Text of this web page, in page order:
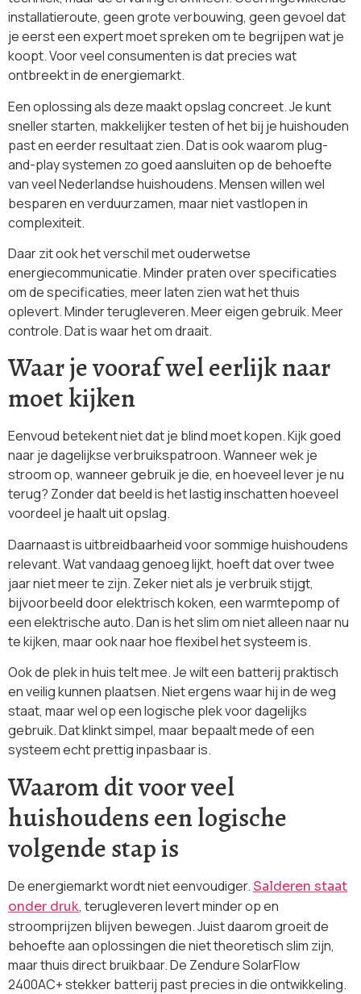
installatieroute, geen grote verbouwing, geen gevoel dat
je eerst een expert moet spreken om te begrijpen wat je
koopt. Voor veel consumenten is dat precies wat
ontbreekt in de energiemarkt.
Een oplossing als deze maakt opslag concreet. Je kunt
sneller starten, makkelijker testen of het bij je huishouden
past en eerder resultaat zien. Dat is ook waarom plug-
and-play systemen zo goed aansluiten op de behoefte
van veel Nederlandse huishoudens. Mensen willen wel
besparen en verduurzamen, maar niet vastlopen in
complexiteit.
Daar zit ook het verschil met ouderwetse
energiecommunicatie. Minder praten over specificaties
om de specificaties, meer laten zien wat het thuis
oplevert. Minder terugleveren. Meer eigen gebruik. Meer
controle. Dat is waar het om draait.
Waar je vooraf wel eerlijk naar
moet kijken
Eenvoud betekent niet dat je blind moet kopen. Kijk goed
naar je dagelijkse verbruikspatroon. Wanneer wek je
stroom op, wanneer gebruik je die, en hoeveel lever je nu
terug? Zonder dat beeld is het lastig inschatten hoeveel
voordeel je haalt uit opslag.
Daarnaast is uitbreidbaarheid voor sommige huishoudens
relevant. Wat vandaag genoeg lijkt, hoeft dat over twee
jaar niet meer te zijn. Zeker niet als je verbruik stijgt,
bijvoorbeeld door elektrisch koken, een warmtepomp of
een elektrische auto. Dan is het slim om niet alleen naar nu
te kijken, maar ook naar hoe flexibel het systeem is.
Ook de plek in huis telt mee. Je wilt een batterij praktisch
en veilig kunnen plaatsen. Niet ergens waar hij in de weg
staat, maar wel op een logische plek voor dagelijks
gebruik. Dat klinkt simpel, maar bepaalt mede of een
systeem echt prettig inpasbaar is.
Waarom dit voor veel
huishoudens een logische
volgende stap is
De energiemarkt wordt niet eenvoudiger. Salderen staat
onder druk, terugleveren levert minder op en
stroomprijzen blijven bewegen. Juist daarom groeit de
behoefte aan oplossingen die niet theoretisch slim zijn,
maar thuis direct bruikbaar. De Zendure SolarFlow
2400AC+ stekker batterij past precies in die ontwikkeling.